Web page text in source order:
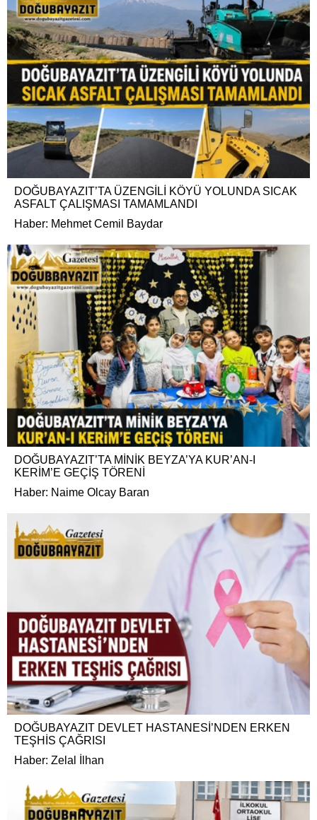
DOĞUBAYAZIT’TA ÜZENGİLİ KÖYÜ YOLUNDA SICAK
ASFALT ÇALIŞMASI TAMAMLANDI
Haber: Mehmet Cemil Baydar
DOĞUBAYAZIT’TA MİNİK BEYZA’YA KUR’AN-I
KERİM’E GEÇİŞ TÖRENİ
Haber: Naime Olcay Baran
DOĞUBAYAZIT DEVLET HASTANESİ’NDEN ERKEN
TEŞHİS ÇAĞRISI
Haber: Zelal İlhan